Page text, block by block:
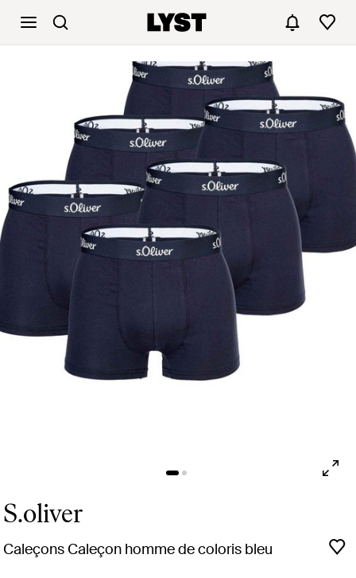
S.oliver
Caleçons Caleçon homme de coloris bleu